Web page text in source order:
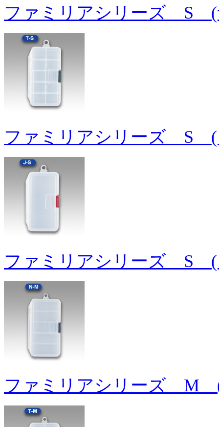
ファミリアシリーズ S (
ファミリアシリーズ S (
ファミリアシリーズ S (
ファミリアシリーズ M